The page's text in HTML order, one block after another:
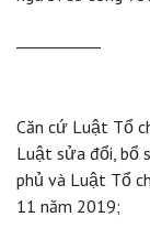
Căn cứ Luật Tổ
Luật sửa đổi, bổ
phủ và Luật Tổ
11 năm 2019;